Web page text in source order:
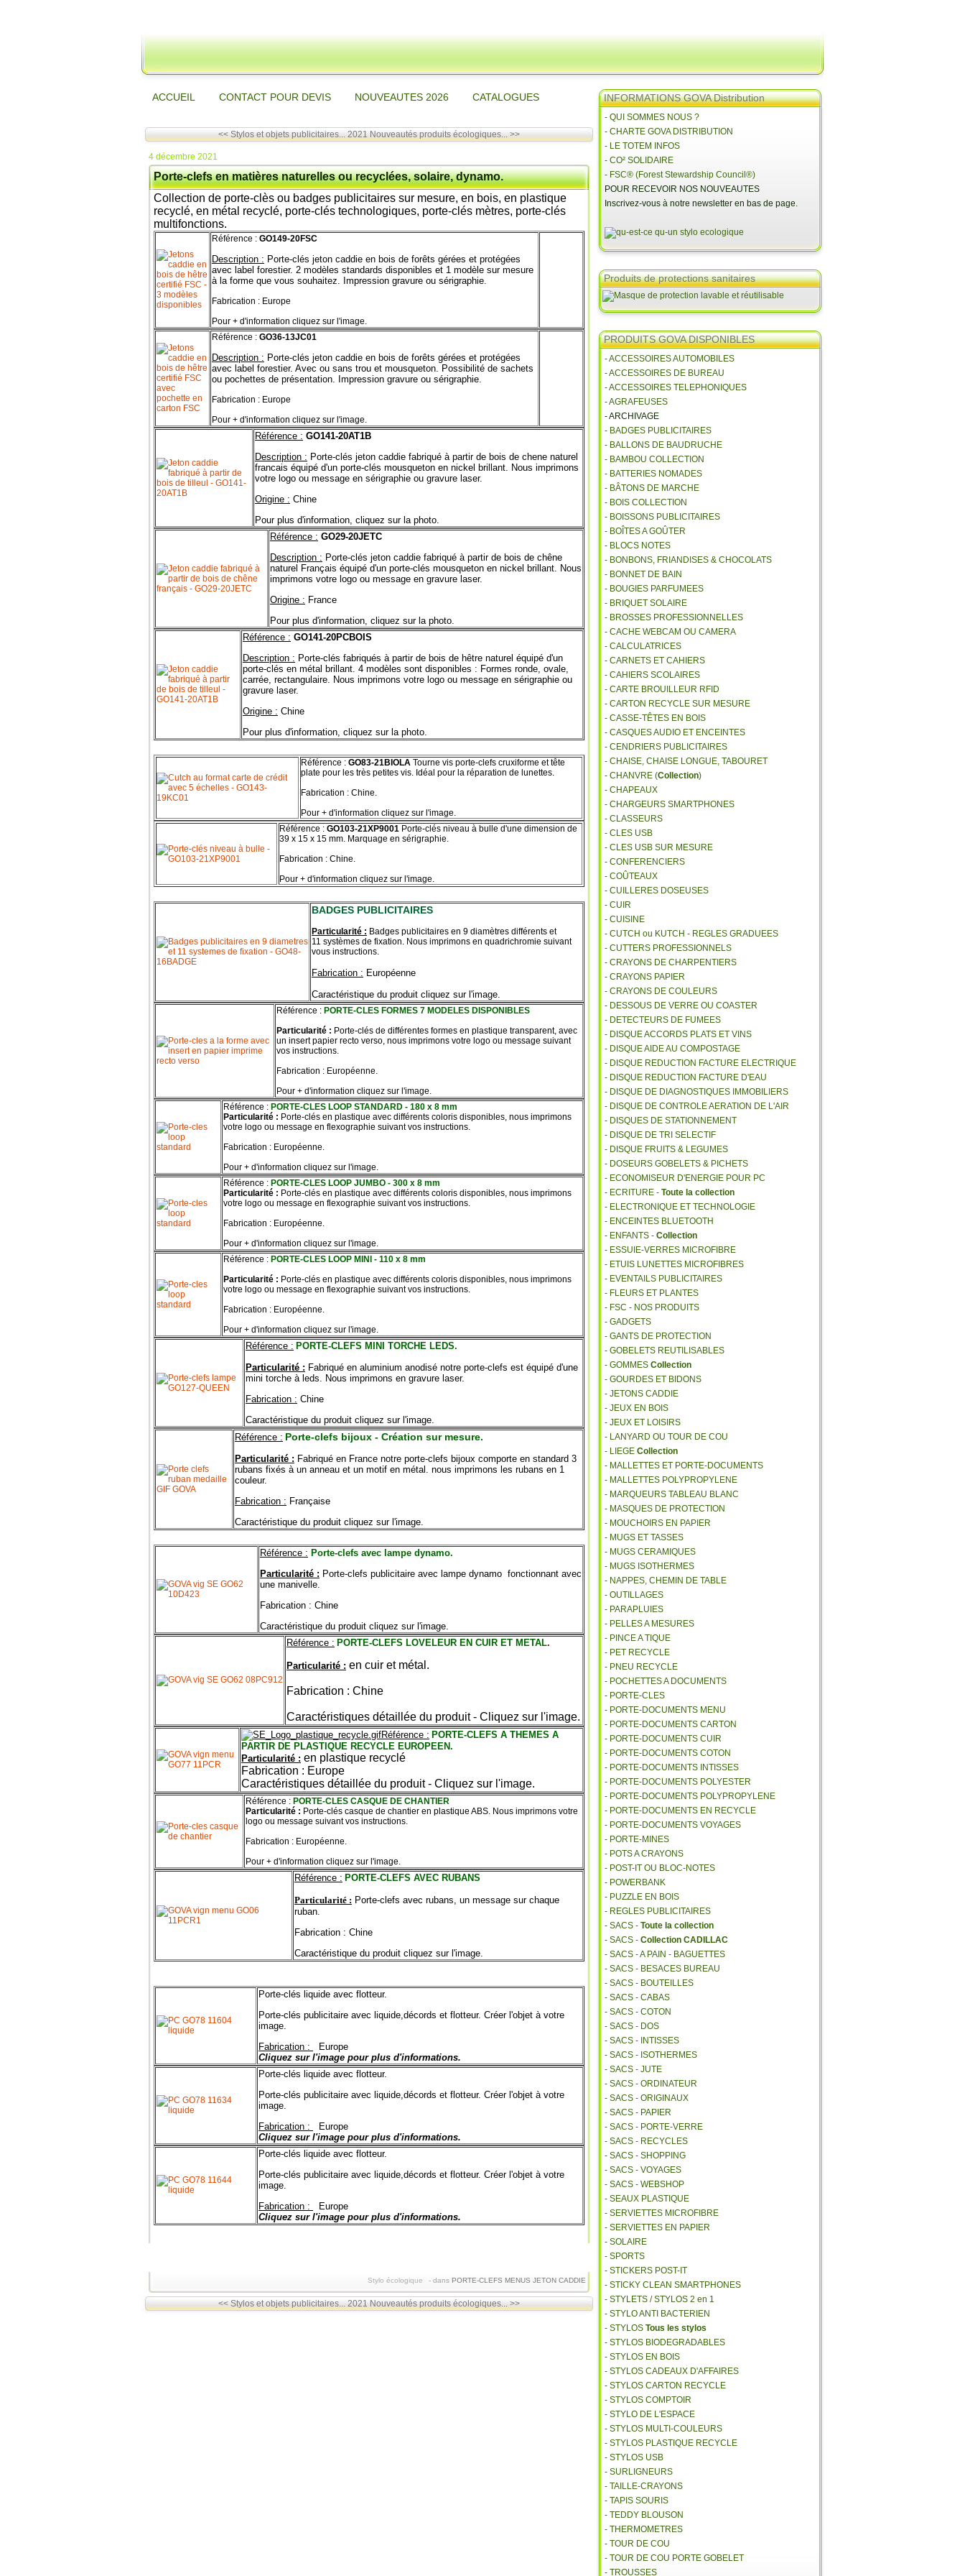
ACCUEIL CONTACT POUR DEVIS NOUVEAUTES 2026 CATALOGUES
<< Stylos et objets publicitaires... 2021 Nouveautés produits écologiques... >>
4 décembre 2021
Porte-clefs en matières naturelles ou recyclées, solaire, dynamo.
Collection de porte-clès ou badges publicitaires sur mesure, en bois, en plastique
recyclé, en métal recyclé, porte-clés technologiques, porte-clés mètres, porte-clés
multifonctions.
Référence : GO149-20FSC
Description : Porte-clés jeton caddie en bois de forêts gérées et protégées
avec label forestier. 2 modèles standards disponibles et 1 modèle sur mesure
à la forme que vous souhaitez. Impression gravure ou sérigraphie.
Fabrication : Europe
Pour + d'information cliquez sur l'image.
Référence : GO36-13JC01
Description : Porte-clés jeton caddie en bois de forêts gérées et protégées
avec label forestier. Avec ou sans trou et mousqueton. Possibilité de sachets
ou pochettes de présentation. Impression gravure ou sérigraphie.
Fabrication : Europe
Pour + d'information cliquez sur l'image.
Référence : GO141-20AT1B
Description : Porte-clés jeton caddie fabriqué à partir de bois de chene naturel
francais équipé d'un porte-clés mousqueton en nickel brillant. Nous imprimons
votre logo ou message en sérigraphie ou gravure laser.
Origine : Chine
Pour plus d'information, cliquez sur la photo.
Référence : GO29-20JETC
Description : Porte-clés jeton caddie fabriqué à partir de bois de chêne
naturel Français équipé d'un porte-clés mousqueton en nickel brillant. Nous
imprimons votre logo ou message en gravure laser.
Origine : France
Pour plus d'information, cliquez sur la photo.
Référence : GO141-20PCBOIS
Description : Porte-clés fabriqués à partir de bois de hêtre naturel équipé d'un
porte-clés en métal brillant. 4 modèles sont disponibles : Formes ronde, ovale,
carrée, rectangulaire. Nous imprimons votre logo ou message en sérigraphie ou
gravure laser.
Origine : Chine
Pour plus d'information, cliquez sur la photo.
Référence : GO83-21BIOLA Tourne vis porte-clefs cruxiforme et tête
plate pour les très petites vis. Idéal pour la réparation de lunettes.
Fabrication : Chine.
Pour + d'information cliquez sur l'image.
Référence : GO103-21XP9001 Porte-clés niveau à bulle d'une dimension de
39 x 15 x 15 mm. Marquage en sérigraphie.
Fabrication : Chine.
Pour + d'information cliquez sur l'image.
BADGES PUBLICITAIRES
Particularité : Badges publicitaires en 9 diamètres différents et
11 systèmes de fixation. Nous imprimons en quadrichromie suivant
vous instructions.
Fabrication : Européenne
Caractéristique du produit cliquez sur l'image.
Référence : PORTE-CLES FORMES 7 MODELES DISPONIBLES
Particularité : Porte-clés de différentes formes en plastique transparent, avec
un insert papier recto verso, nous imprimons votre logo ou message suivant
vos instructions.
Fabrication : Européenne.
Pour + d'information cliquez sur l'image.
Référence : PORTE-CLES LOOP STANDARD - 180 x 8 mm
Particularité : Porte-clés en plastique avec différents coloris disponibles, nous imprimons
votre logo ou message en flexographie suivant vos instructions.
Fabrication : Européenne.
Pour + d'information cliquez sur l'image.
Référence : PORTE-CLES LOOP JUMBO - 300 x 8 mm
Particularité : Porte-clés en plastique avec différents coloris disponibles, nous imprimons
votre logo ou message en flexographie suivant vos instructions.
Fabrication : Européenne.
Pour + d'information cliquez sur l'image.
Référence : PORTE-CLES LOOP MINI - 110 x 8 mm
Particularité : Porte-clés en plastique avec différents coloris disponibles, nous imprimons
votre logo ou message en flexographie suivant vos instructions.
Fabrication : Européenne.
Pour + d'information cliquez sur l'image.
Référence : PORTE-CLEFS MINI TORCHE LEDS.
Particularité : Fabriqué en aluminium anodisé notre porte-clefs est équipé d'une
mini torche à leds. Nous imprimons en gravure laser.
Fabrication : Chine
Caractéristique du produit cliquez sur l'image.
Référence : Porte-clefs bijoux - Création sur mesure.
Particularité : Fabriqué en France notre porte-clefs bijoux comporte en standard 3
rubans fixés à un anneau et un motif en métal. nous imprimons les rubans en 1
couleur.
Fabrication : Française
Caractéristique du produit cliquez sur l'image.
Référence : Porte-clefs avec lampe dynamo.
Particularité : Porte-clefs publicitaire avec lampe dynamo fonctionnant avec
une manivelle.
Fabrication : Chine
Caractéristique du produit cliquez sur l'image.
Référence : PORTE-CLEFS LOVELEUR EN CUIR ET METAL.
Particularité : en cuir et métal.
Fabrication : Chine
Caractéristiques détaillée du produit - Cliquez sur l'image.
Référence : PORTE-CLEFS A THEMES A
PARTIR DE PLASTIQUE RECYCLE EUROPEEN.
Particularité : en plastique recyclé
Fabrication : Europe
Caractéristiques détaillée du produit - Cliquez sur l'image.
Référence : PORTE-CLES CASQUE DE CHANTIER
Particularité : Porte-clés casque de chantier en plastique ABS. Nous imprimons votre
logo ou message suivant vos instructions.
Fabrication : Européenne.
Pour + d'information cliquez sur l'image.
Référence : PORTE-CLEFS AVEC RUBANS
Particularité : Porte-clefs avec rubans, un message sur chaque
ruban.
Fabrication : Chine
Caractéristique du produit cliquez sur l'image.
Porte-clés liquide avec flotteur.
Porte-clés publicitaire avec liquide,décords et flotteur. Créer l'objet à votre
image.
Fabrication :
Europe
Cliquez sur l'image pour plus d'informations.
Porte-clés liquide avec flotteur.
Porte-clés publicitaire avec liquide,décords et flotteur. Créer l'objet à votre
image.
Fabrication :
Europe
Cliquez sur l'image pour plus d'informations.
Porte-clés liquide avec flotteur.
Porte-clés publicitaire avec liquide,décords et flotteur. Créer l'objet à votre
image.
Fabrication :
Europe
Cliquez sur l'image pour plus d'informations.
Stylo écologique - dans PORTE-CLEFS MENUS JETON CADDIE
<< Stylos et objets publicitaires... 2021 Nouveautés produits écologiques... >>
INFORMATIONS GOVA Distribution
- QUI SOMMES NOUS ?
- CHARTE GOVA DISTRIBUTION
- LE TOTEM INFOS
- CO² SOLIDAIRE
- FSC® (Forest Stewardship Council®)
POUR RECEVOIR NOS NOUVEAUTES
Inscrivez-vous à notre newsletter en bas de page.
Produits de protections sanitaires
PRODUITS GOVA DISPONIBLES
- ACCESSOIRES AUTOMOBILES
- ACCESSOIRES DE BUREAU
- ACCESSOIRES TELEPHONIQUES
- AGRAFEUSES
- ARCHIVAGE
- BADGES PUBLICITAIRES
- BALLONS DE BAUDRUCHE
- BAMBOU COLLECTION
- BATTERIES NOMADES
- BÂTONS DE MARCHE
- BOIS COLLECTION
- BOISSONS PUBLICITAIRES
- BOÎTES A GOÛTER
- BLOCS NOTES
- BONBONS, FRIANDISES & CHOCOLATS
- BONNET DE BAIN
- BOUGIES PARFUMEES
- BRIQUET SOLAIRE
- BROSSES PROFESSIONNELLES
- CACHE WEBCAM OU CAMERA
- CALCULATRICES
- CARNETS ET CAHIERS
- CAHIERS SCOLAIRES
- CARTE BROUILLEUR RFID
- CARTON RECYCLE SUR MESURE
- CASSE-TÊTES EN BOIS
- CASQUES AUDIO ET ENCEINTES
- CENDRIERS PUBLICITAIRES
- CHAISE, CHAISE LONGUE, TABOURET
- CHANVRE (Collection)
- CHAPEAUX
- CHARGEURS SMARTPHONES
- CLASSEURS
- CLES USB
- CLES USB SUR MESURE
- CONFERENCIERS
- COÛTEAUX
- CUILLERES DOSEUSES
- CUIR
- CUISINE
- CUTCH ou KUTCH - REGLES GRADUEES
- CUTTERS PROFESSIONNELS
- CRAYONS DE CHARPENTIERS
- CRAYONS PAPIER
- CRAYONS DE COULEURS
- DESSOUS DE VERRE OU COASTER
- DETECTEURS DE FUMEES
- DISQUE ACCORDS PLATS ET VINS
- DISQUE AIDE AU COMPOSTAGE
- DISQUE REDUCTION FACTURE ELECTRIQUE
- DISQUE REDUCTION FACTURE D'EAU
- DISQUE DE DIAGNOSTIQUES IMMOBILIERS
- DISQUE DE CONTROLE AERATION DE L'AIR
- DISQUES DE STATIONNEMENT
- DISQUE DE TRI SELECTIF
- DISQUE FRUITS & LEGUMES
- DOSEURS GOBELETS & PICHETS
- ECONOMISEUR D'ENERGIE POUR PC
- ECRITURE - Toute la collection
- ELECTRONIQUE ET TECHNOLOGIE
- ENCEINTES BLUETOOTH
- ENFANTS - Collection
- ESSUIE-VERRES MICROFIBRE
- ETUIS LUNETTES MICROFIBRES
- EVENTAILS PUBLICITAIRES
- FLEURS ET PLANTES
- FSC - NOS PRODUITS
- GADGETS
- GANTS DE PROTECTION
- GOBELETS REUTILISABLES
- GOMMES Collection
- GOURDES ET BIDONS
- JETONS CADDIE
- JEUX EN BOIS
- JEUX ET LOISIRS
- LANYARD OU TOUR DE COU
- LIEGE Collection
- MALLETTES ET PORTE-DOCUMENTS
- MALLETTES POLYPROPYLENE
- MARQUEURS TABLEAU BLANC
- MASQUES DE PROTECTION
- MOUCHOIRS EN PAPIER
- MUGS ET TASSES
- MUGS CERAMIQUES
- MUGS ISOTHERMES
- NAPPES, CHEMIN DE TABLE
- OUTILLAGES
- PARAPLUIES
- PELLES A MESURES
- PINCE A TIQUE
- PET RECYCLE
- PNEU RECYCLE
- POCHETTES A DOCUMENTS
- PORTE-CLES
- PORTE-DOCUMENTS MENU
- PORTE-DOCUMENTS CARTON
- PORTE-DOCUMENTS CUIR
- PORTE-DOCUMENTS COTON
- PORTE-DOCUMENTS INTISSES
- PORTE-DOCUMENTS POLYESTER
- PORTE-DOCUMENTS POLYPROPYLENE
- PORTE-DOCUMENTS EN RECYCLE
- PORTE-DOCUMENTS VOYAGES
- PORTE-MINES
- POTS A CRAYONS
- POST-IT OU BLOC-NOTES
- POWERBANK
- PUZZLE EN BOIS
- REGLES PUBLICITAIRES
- SACS - Toute la collection
- SACS - Collection CADILLAC
- SACS - A PAIN - BAGUETTES
- SACS - BESACES BUREAU
- SACS - BOUTEILLES
- SACS - CABAS
- SACS - COTON
- SACS - DOS
- SACS - INTISSES
- SACS - ISOTHERMES
- SACS - JUTE
- SACS - ORDINATEUR
- SACS - ORIGINAUX
- SACS - PAPIER
- SACS - PORTE-VERRE
- SACS - RECYCLES
- SACS - SHOPPING
- SACS - VOYAGES
- SACS - WEBSHOP
- SEAUX PLASTIQUE
- SERVIETTES MICROFIBRE
- SERVIETTES EN PAPIER
- SOLAIRE
- SPORTS
- STICKERS POST-IT
- STICKY CLEAN SMARTPHONES
- STYLETS / STYLOS 2 en 1
- STYLO ANTI BACTERIEN
- STYLOS Tous les stylos
- STYLOS BIODEGRADABLES
- STYLOS EN BOIS
- STYLOS CADEAUX D'AFFAIRES
- STYLOS CARTON RECYCLE
- STYLOS COMPTOIR
- STYLO DE L'ESPACE
- STYLOS MULTI-COULEURS
- STYLOS PLASTIQUE RECYCLE
- STYLOS USB
- SURLIGNEURS
- TAILLE-CRAYONS
- TAPIS SOURIS
- TEDDY BLOUSON
- THERMOMETRES
- TOUR DE COU
- TOUR DE COU PORTE GOBELET
- TROUSSES